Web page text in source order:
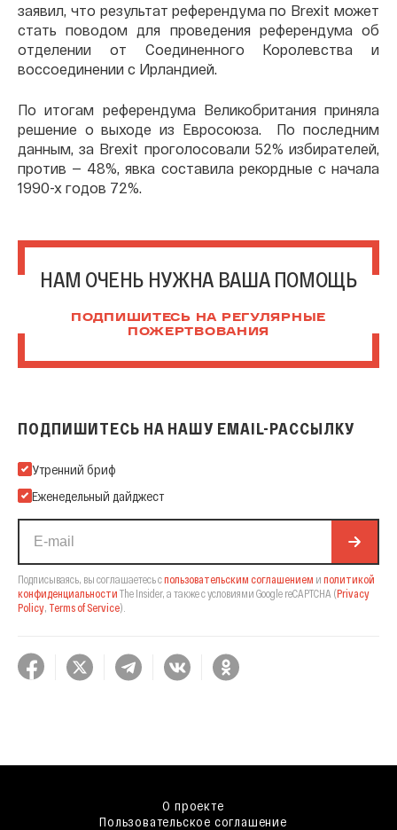
заявил, что результат референдума по Brexit может
стать поводом для проведения референдума об
отделении от Соединенного Королевства и
воссоединении с Ирландией.
По итогам референдума Великобритания приняла
решение о выходе из Евросоюза. По последним
данным, за Brexit проголосовали 52% избирателей,
против — 48%, явка составила рекордные с начала
1990-х годов 72%.
НАМ ОЧЕНЬ НУЖНА ВАША ПОМОЩЬ
ПОДПИШИТЕСЬ НА РЕГУЛЯРНЫЕ
ПОЖЕРТВОВАНИЯ
ПОДПИШИТЕСЬ НА НАШУ EMAIL-РАССЫЛКУ
Подпишитесь на нашу Email-рассылку
Утренний бриф
Еженедельный дайджест
Подписываясь, вы соглашаетесь спользовательским соглашением и политикой
конфиденциальности The Insider, а также с условиями Google reCAPTCHA (Privacy
Policy, Terms of Service).
О проекте
Пользовательское соглашение